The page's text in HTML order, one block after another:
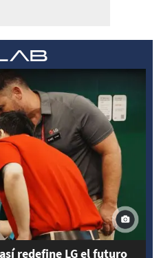
redefine LG el futuro